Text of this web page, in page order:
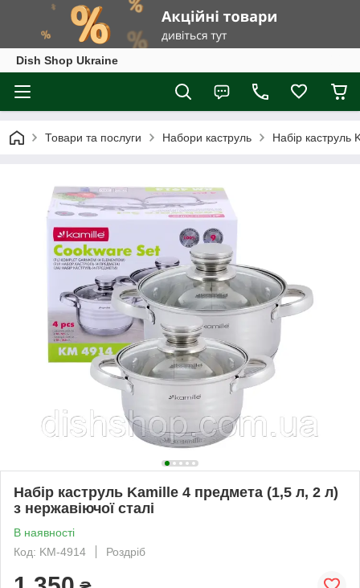
Dish Shop Ukraine
Товари та послуги Набори каструль Набір каструль
Набір каструль Kamille 4 предмета (1,5 л, 2 л)
з нержавіючої сталі
В наявності
Код: KM-4914
Роздріб